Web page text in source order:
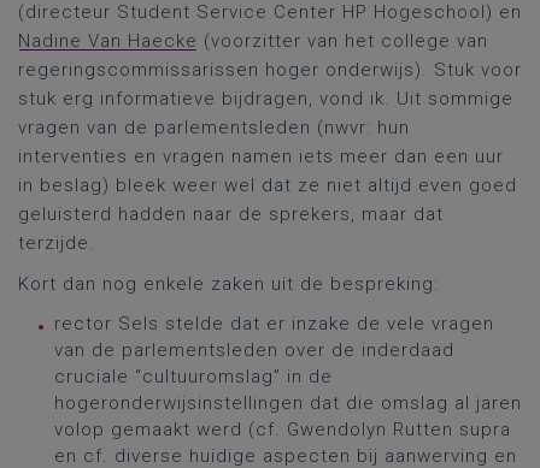
(directeur Student Service Center HP Hogeschool) en
Nadine Van Haecke (voorzitter van het college van
regeringscommissarissen hoger onderwijs). Stuk voor
stuk erg informatieve bijdragen, vond ik. Uit sommige
vragen van de parlementsleden (nwvr: hun
interventies en vragen namen iets meer dan een uur
in beslag) bleek weer wel dat ze niet altijd even goed
geluisterd hadden naar de sprekers, maar dat
terzijde.
Kort dan nog enkele zaken uit de bespreking:
rector Sels stelde dat er inzake de vele vragen
van de parlementsleden over de inderdaad
cruciale “cultuuromslag” in de
hogeronderwijsinstellingen dat die omslag al jaren
volop gemaakt werd (cf. Gwendolyn Rutten supra
en cf. diverse huidige aspecten bij aanwerving en